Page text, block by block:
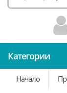
Категории
Начало